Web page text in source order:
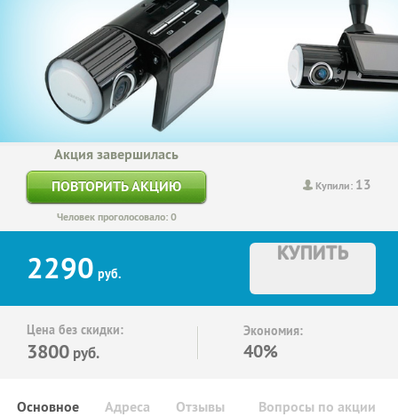
Купили: 13
Акция завершилась
ПОВТОРИТЬ АКЦИЮ
Человек проголосовало: 0
2290 руб.
КУПИТЬ
Цена без скидки:
3800 руб.
Экономия:
40%
Основное Отзывы Вопросы по акции
Адреса